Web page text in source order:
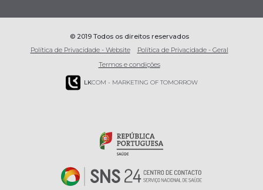
© 2019 Todos os direitos reservados
Política de Privacidade - Website
Política de Privacidade - Geral
Termos e condições
LKCOM - MARKETING OF TOMORROW